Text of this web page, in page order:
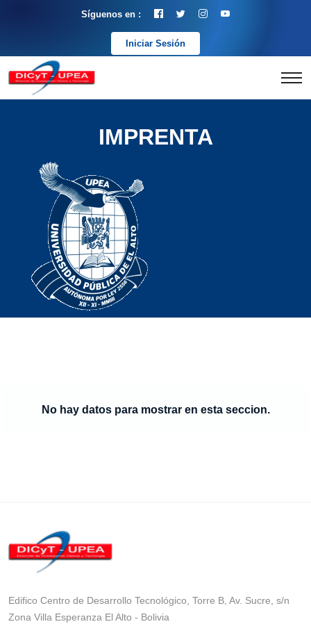
Síguenos en :
Iniciar Sesión
IMPRENTA
No hay datos para mostrar en esta seccion.
Edifico Centro de Desarrollo Tecnológico, Torre B, Av. Sucre, s/n
Zona Villa Esperanza El Alto - Bolivia